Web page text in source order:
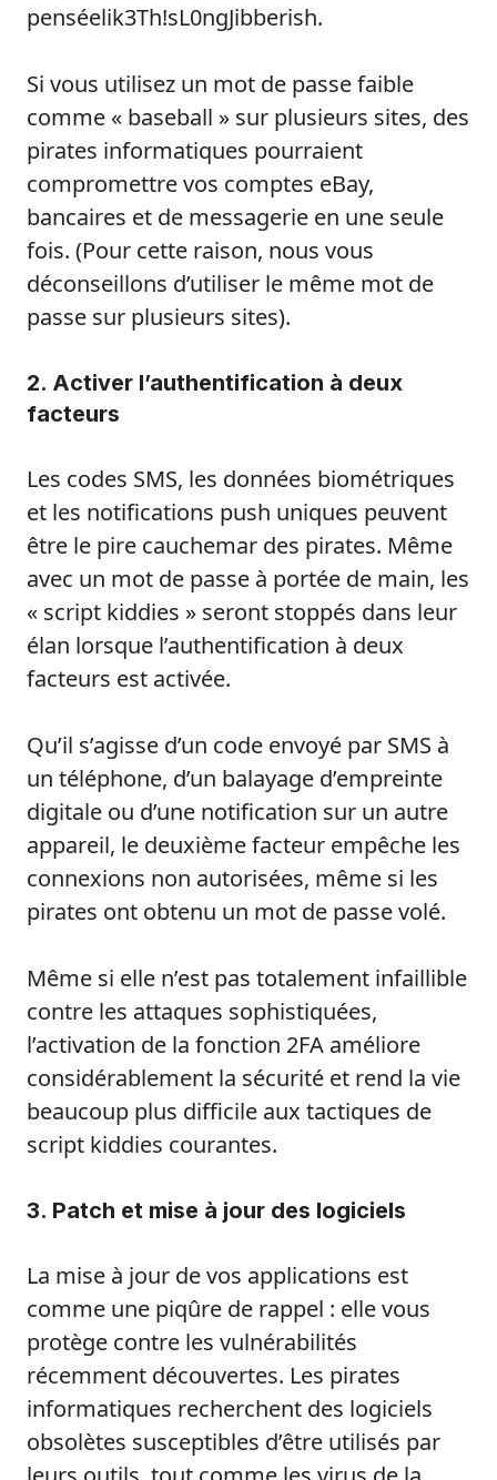
penséelik3Th!sL0ngJibberish.
Si vous utilisez un mot de passe faible
comme « baseball » sur plusieurs sites, des
pirates informatiques pourraient
compromettre vos comptes eBay,
bancaires et de messagerie en une seule
fois. (Pour cette raison, nous vous
déconseillons d’utiliser le même mot de
passe sur plusieurs sites).
2. Activer l’authentification à deux
facteurs
Les codes SMS, les données biométriques
et les notifications push uniques peuvent
être le pire cauchemar des pirates. Même
avec un mot de passe à portée de main, les
« script kiddies » seront stoppés dans leur
élan lorsque l’authentification à deux
facteurs est activée.
Qu’il s’agisse d’un code envoyé par SMS à
un téléphone, d’un balayage d’empreinte
digitale ou d’une notification sur un autre
appareil, le deuxième facteur empêche les
connexions non autorisées, même si les
pirates ont obtenu un mot de passe volé.
Même si elle n’est pas totalement infaillible
contre les attaques sophistiquées,
l’activation de la fonction 2FA améliore
considérablement la sécurité et rend la vie
beaucoup plus difficile aux tactiques de
script kiddies courantes.
3. Patch et mise à jour des logiciels
La mise à jour de vos applications est
comme une piqûre de rappel : elle vous
protège contre les vulnérabilités
récemment découvertes. Les pirates
informatiques recherchent des logiciels
obsolètes susceptibles d’être utilisés par